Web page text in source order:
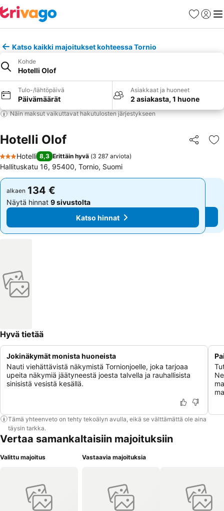
Suosikit
Katso kaikki majoitukset kohteessa Tornio
Kohde
Hotelli Olof
Tulo-/lähtöpäivä
Päivämäärät
Asiakkaat ja huoneet
2 asiakasta, 1 huone
Näin maksut vaikuttavat hakutulosten järjestykseen
Hotelli Olof Jaa
3 Tähtiluokitus
Hotelli 8,3 Erittäin hyvä (3 287 arviota)
Hallituskatu 16, 95400, Tornio, Suomi
alkaen 134 €
Näytä hinnat 9 sivustolta
Katso hinnat
alkaen 134 €
Näytä hinnat 9 sivustolta
Katso hinnat
Hyvä tietää
Jokinäkymät monista huoneista
Nauti viehättävistä näkymistä Tornionjoelle, joka tarjoaa
upeita näkymiä jäätyneestä joesta talvella ja rauhallisista
sinisistä vesistä kesällä.
Tämä yhteenveto on tehty tekoälyn avulla, eikä se välttämättä ole aina
täysin tarkka.
Vertaa samankaltaisiin majoituksiin
Valittu majoitus Vastaavia majoituksia